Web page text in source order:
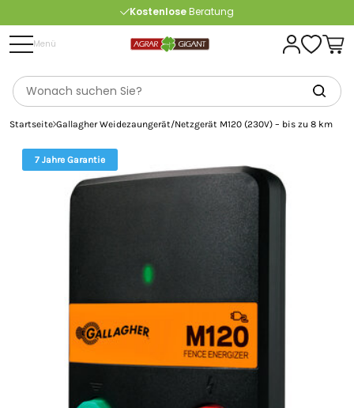
KostenloseBeratung
ab 175 € (in DE) – außer Sperrgut
Menü
Startseite Gallagher Weidezaungerät/Netzgerät M120 (230V) – bis zu 8 km
7 Jahre Garantie